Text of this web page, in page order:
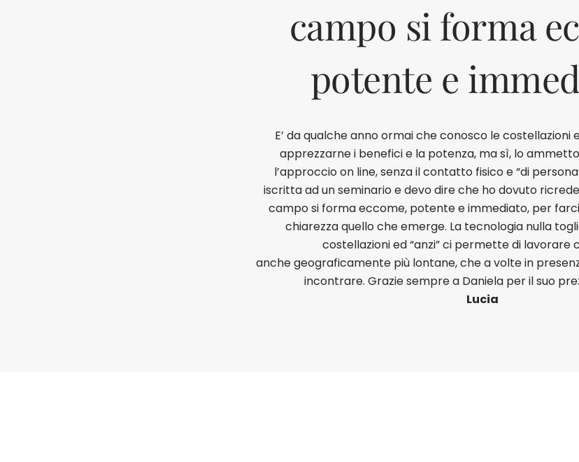
campo si forma
potente e
E’ da qualche anno ormai che conosco le
apprezzarne i benefici e la potenza, ma sì, lo
l’approccio on line, senza il contatto fisico e “di
iscritta ad un seminario e devo dire che ho dovuto
campo si forma eccome, potente e immediato, per
chiarezza quello che emerge. La tecnologia nulla
costellazioni ed “anzi” ci permette di lavorare
anche geograficamente più lontane, che a volte in
incontrare. Grazie sempre a Daniela per il suo
Lucia